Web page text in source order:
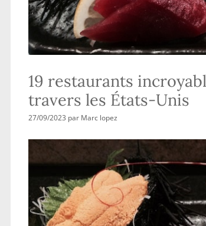
19 restaurants
travers les États-Unis
27/09/2023 par Marc lopez